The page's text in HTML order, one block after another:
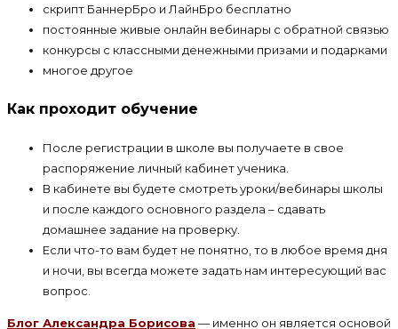
скрипт БаннерБро и ЛайнБро бесплатно
постоянные живые онлайн вебинары с обратной связью
конкурсы с классными денежными призами и подарками
многое другое
Как проходит обучение
После регистрации в школе вы получаете в свое
распоряжение личный кабинет ученика.
В кабинете вы будете смотреть уроки/вебинары школы
и после каждого основного раздела – сдавать
домашнее задание на проверку.
Если что-то вам будет не понятно, то в любое время дня
и ночи, вы всегда можете задать нам интересующий вас
вопрос.
Блог Александра Борисова — именно он является основой